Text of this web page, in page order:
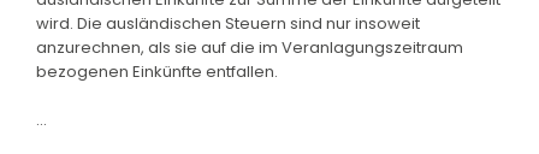
wird. Die ausländischen Steuern sind nur insoweit
anzurechnen, als sie auf die im Veranlagungszeitraum
bezogenen Einkünfte entfallen.
...